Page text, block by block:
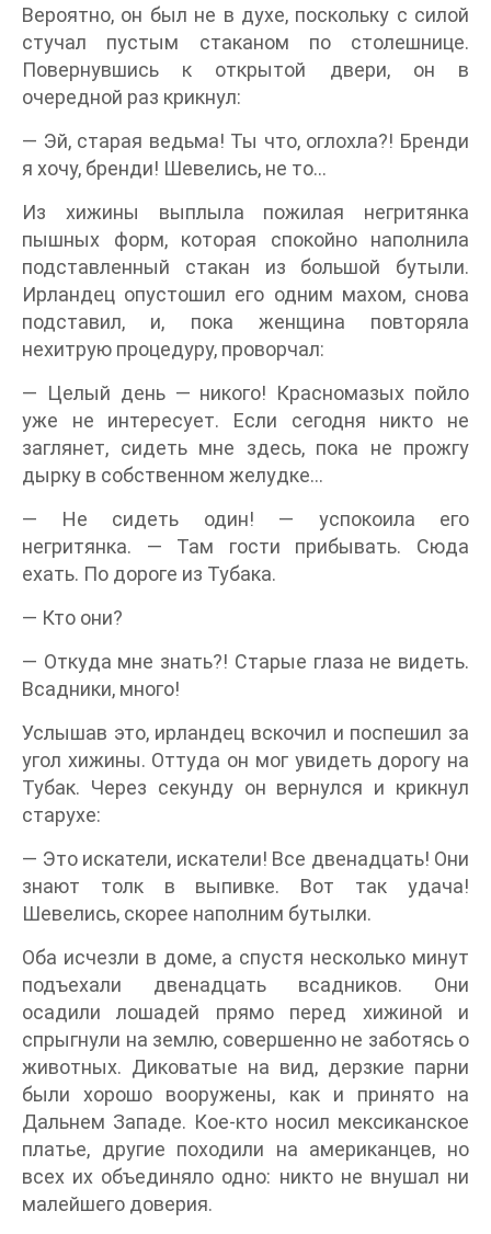
Вероятно, он был не в духе, поскольку с силой
стучал пустым стаканом по столешнице.
Повернувшись к открытой двери, он в
очередной раз крикнул:
— Эй, старая ведьма! Ты что, оглохла?! Бренди
я хочу, бренди! Шевелись, не то…
Из хижины выплыла пожилая негритянка
пышных форм, которая спокойно наполнила
подставленный стакан из большой бутыли.
Ирландец опустошил его одним махом, снова
подставил, и, пока женщина повторяла
нехитрую процедуру, проворчал:
— Целый день — никого! Красномазых пойло
уже не интересует. Если сегодня никто не
заглянет, сидеть мне здесь, пока не прожгу
дырку в собственном желудке…
— Не сидеть один! — успокоила его
негритянка. — Там гости прибывать. Сюда
ехать. По дороге из Тубака.
— Кто они?
— Откуда мне знать?! Старые глаза не видеть.
Всадники, много!
Услышав это, ирландец вскочил и поспешил за
угол хижины. Оттуда он мог увидеть дорогу на
Тубак. Через секунду он вернулся и крикнул
старухе:
— Это искатели, искатели! Все двенадцать! Они
знают толк в выпивке. Вот так удача!
Шевелись, скорее наполним бутылки.
Оба исчезли в доме, а спустя несколько минут
подъехали двенадцать всадников. Они
осадили лошадей прямо перед хижиной и
спрыгнули на землю, совершенно не заботясь о
животных. Диковатые на вид, дерзкие парни
были хорошо вооружены, как и принято на
Дальнем Западе. Кое-кто носил мексиканское
платье, другие походили на американцев, но
всех их объединяло одно: никто не внушал ни
малейшего доверия.